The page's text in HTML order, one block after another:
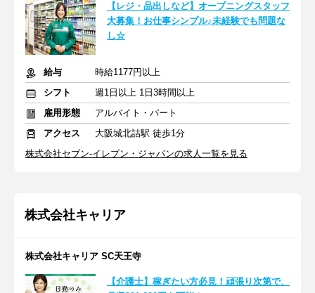
【レジ・品出しなど】オープニングスタッフ
大募集！お仕事シンプル♪未経験でも問題な
し☆
給与
時給1177円以上
シフト
週1日以上 1日3時間以上
雇用形態
アルバイト・パート
アクセス
大阪城北詰駅 徒歩1分
株式会社セブン-イレブン・ジャパンの求人一覧を見る
株式会社キャリア
株式会社キャリア SC天王寺
【介護士】稼ぎたい方必見！頑張り次第で、